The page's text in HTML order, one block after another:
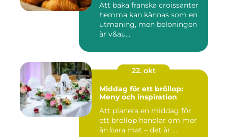
Att baka franska croissanter
hemma kan kännas som en
utmaning, men belöningen
är v&au...
22. okt
Middag för ett bröllop:
Meny och inspiration
Att planera en middag för
ett bröllop handlar om mer
än bara mat – det är ...